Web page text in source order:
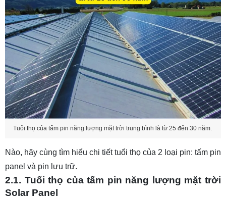
Tuổi thọ của tấm pin năng lượng mặt trời trung bình là từ 25 đến 30 năm.
Nào, hãy cùng tìm hiểu chi tiết tuổi thọ của 2 loại pin: tấm pin
panel và pin lưu trữ.
2.1. Tuổi thọ của tấm pin năng lượng mặt trời
Solar Panel